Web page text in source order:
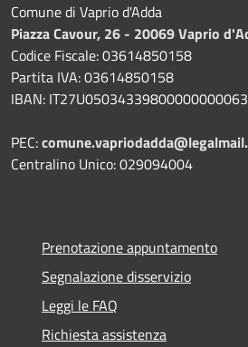
Comune di Vaprio d'Adda
Piazza Cavour, 26 - 20069 Vaprio
Codice Fiscale: 03614850158
Partita IVA: 03614850158
IBAN:
PEC:
Centralino Unico: 029094004
Prenotazione appuntamento
Segnalazione disservizio
Leggi le FAQ
Richiesta assistenza